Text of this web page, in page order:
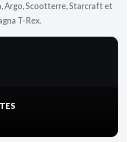
Argo, Scootterre, Starcraft et
T-Rex.